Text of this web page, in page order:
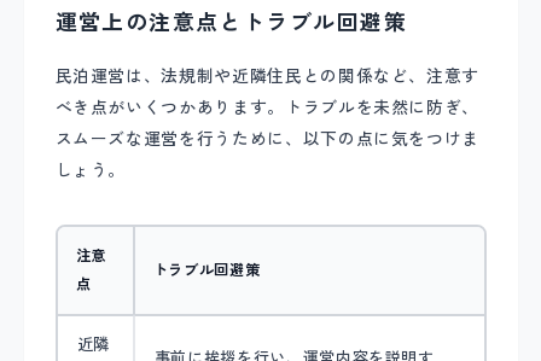
運営上の注意点とトラブル回避策
民泊運営は、法規制や近隣住民との関係など、注意す
べき点がいくつかあります。トラブルを未然に防ぎ、
スムーズな運営を行うために、以下の点に気をつけま
しょう。
注意
点
トラブル回避策
近隣